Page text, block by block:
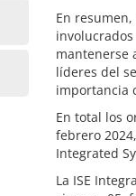
En
mantenerse
líderes del
importancia
En total los
febrero
Integrated
La ISE